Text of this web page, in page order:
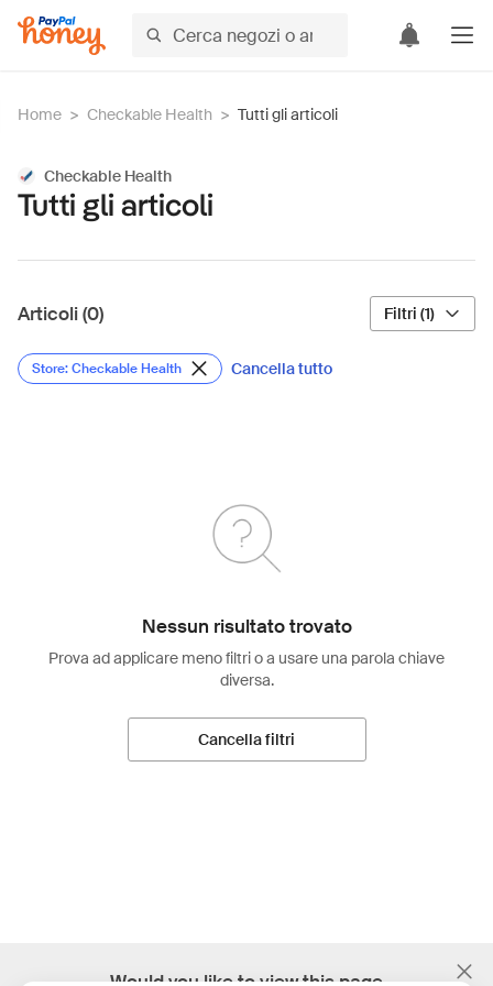
Home > Checkable Health > Tutti gli articoli
Checkable Health
Tutti gli articoli
Articoli (0) Filtri (1)
Store: Checkable Health Cancella tutto
Nessun risultato trovato
Prova ad applicare meno filtri o a usare una parola chiave
diversa.
Cancella filtri